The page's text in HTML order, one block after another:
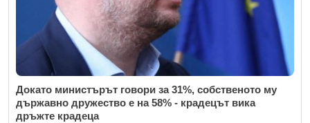
Докато министърът говори за 31%, собственото му
държавно дружество е на 58% - крадецът вика
дръжте крадеца